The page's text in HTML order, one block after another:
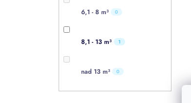
6,1 - 8 m³ 0
8,1 - 13 m³ 1
nad 13 m³ 0